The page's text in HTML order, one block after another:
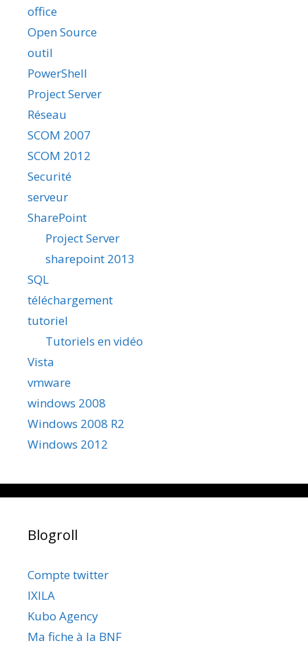
office
Open Source
outil
PowerShell
Project Server
Réseau
SCOM 2007
SCOM 2012
Securité
serveur
SharePoint
Project Server
sharepoint 2013
SQL
téléchargement
tutoriel
Tutoriels en vidéo
Vista
vmware
windows 2008
Windows 2008 R2
Windows 2012
Blogroll
Compte twitter
IXILA
Kubo Agency
Ma fiche à la BNF